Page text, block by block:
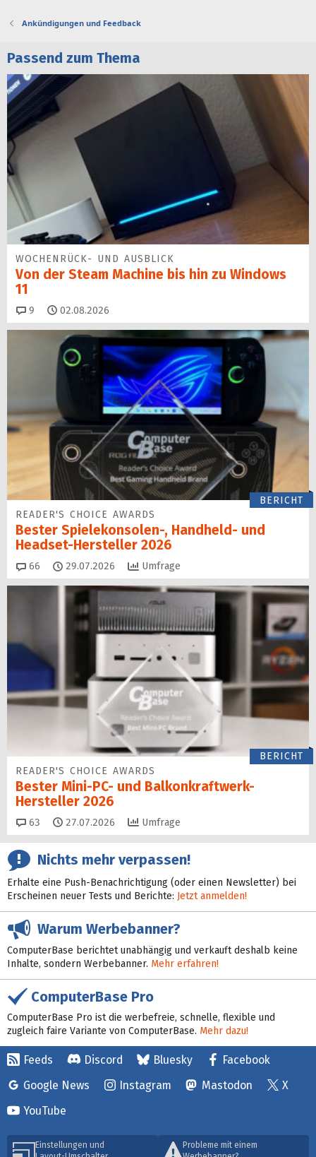
Ankündigungen und Feedback
Passend zum Thema
WOCHENRÜCK- UND AUSBLICK
Von der Steam Machine bis hin zu Windows
11
9 Kommentare
02.08.2026
BERICHT
READER'S CHOICE AWARDS
Bester Spielekonsolen-, Handheld- und
Headset-Hersteller 2026
66 Kommentare
29.07.2026 Umfrage
BERICHT
READER'S CHOICE AWARDS
Bester Mini-PC- und Balkonkraftwerk-
Hersteller 2026
63 Kommentare
27.07.2026 Umfrage
Nichts mehr verpassen!
Erhalte eine Push-Benachrichtigung (oder einen Newsletter) bei
Erscheinen neuer Tests und Berichte: Jetzt anmelden!
Warum Werbebanner?
ComputerBase berichtet unabhängig und verkauft deshalb keine
Inhalte, sondern Werbebanner. Mehr erfahren!
ComputerBase Pro
ComputerBase Pro ist die werbefreie, schnelle, flexible und
zugleich faire Variante von ComputerBase. Mehr dazu!
Feeds Discord Bluesky
Facebook
Google News
Instagram Mastodon
X
YouTube
Einstellungen und
Probleme mit einem